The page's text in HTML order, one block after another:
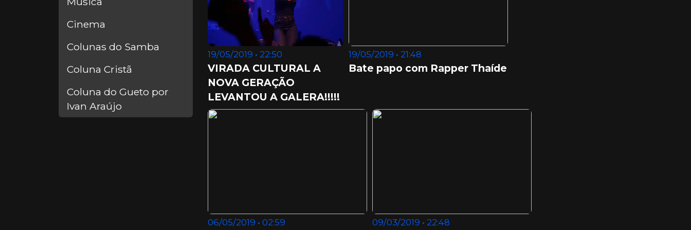
Cinema
Colunas do Samba
Coluna Cristã
Coluna do Gueto por
Ivan Araújo
19/05/2019 • 22:50
VIRADA CULTURAL A
NOVA GERAÇÃO
LEVANTOU A GALERA!!!!!
19/05/2019 • 21:48
Bate papo com Rapper Thaíde
06/05/2019 • 02:59 09/03/2019 • 22:48